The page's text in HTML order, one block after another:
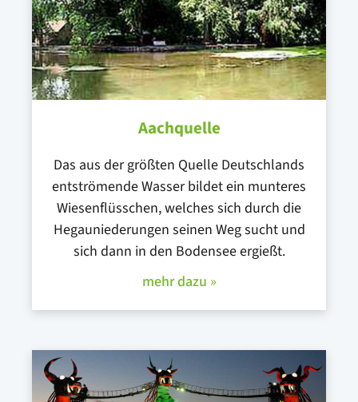
Aachquelle
Das aus der größten Quelle Deutschlands
entströmende Wasser bildet ein munteres
Wiesenflüsschen, welches sich durch die
Hegauniederungen seinen Weg sucht und
sich dann in den Bodensee ergießt.
mehr dazu »